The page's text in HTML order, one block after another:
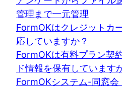
管理まで一元管理
FormOKはクレジットカ
応していますか？
FormOKは有料プラン契
ド情報を保有しています
FormOKシステム-同窓